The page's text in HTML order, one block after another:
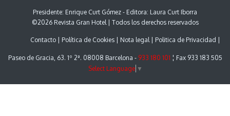
Presidente: Enrique Curt Gómez - Editora: Laura Curt Iborra
©2026 Revista Gran Hotel | Todos los derechos reservados
Contacto Política de Cookies Nota legal Politica de Privacidad
Paseo de Gracia, 63. 1º 2ª. 08008 Barcelona - 933 180 101 ¦ Fax 933 183 505
Select Language ▼